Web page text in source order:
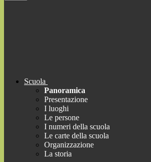
Scuola
Panoramica
Presentazione
I luoghi
Le persone
I numeri della scuola
Le carte della scuola
Organizzazione
La storia